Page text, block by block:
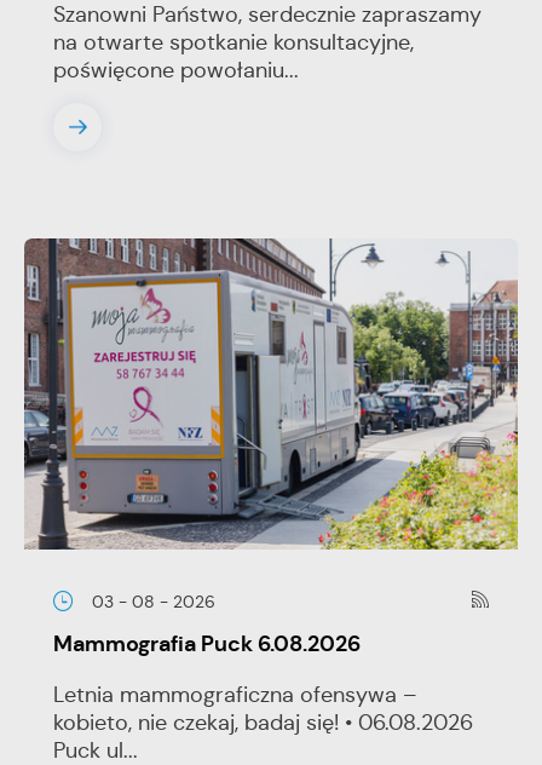
Szanowni Państwo, serdecznie zapraszamy
na otwarte spotkanie konsultacyjne,
poświęcone powołaniu...
03 - 08 - 2026
Mammografia Puck 6.08.2026
Letnia mammograficzna ofensywa –
kobieto, nie czekaj, badaj się! • 06.08.2026
Puck ul...